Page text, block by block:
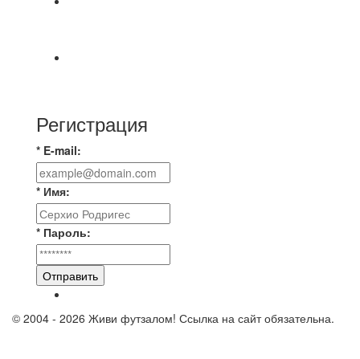
Регистрация
* E-mail:
* Имя:
* Пароль:
Отправить
© 2004 - 2026 Живи футзалом! Ссылка на сайт обязательна.